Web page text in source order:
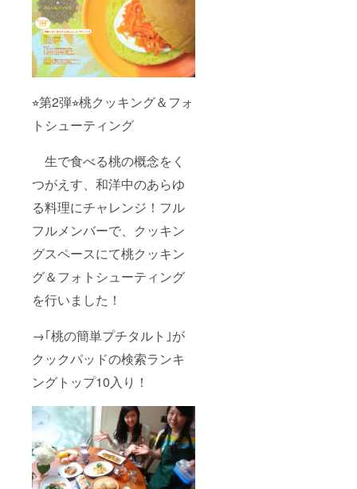
⭐︎第2弾⭐︎桃クッキング＆フォ
トシューティング
生で食べる桃の概念をく
つがえす、和洋中のあらゆ
る料理にチャレンジ！フル
フルメンバーで、クッキン
グスペースにて桃クッキン
グ＆フォトシューティング
を行いました！
→｢桃の簡単プチタルト｣が
クックパッドの検索ランキ
ングトップ10入り！